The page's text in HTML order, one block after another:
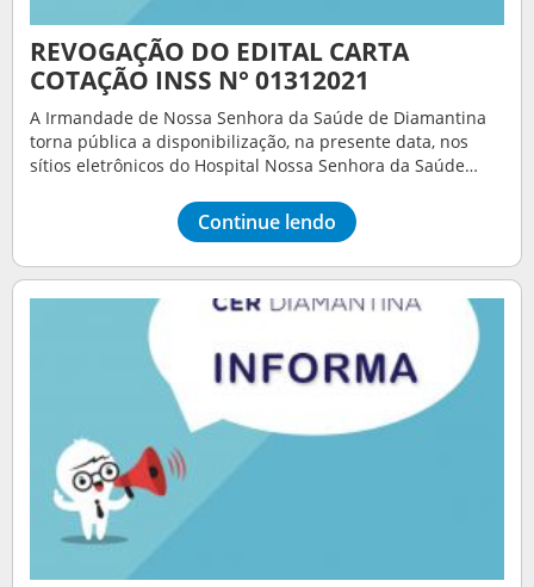
REVOGAÇÃO DO EDITAL CARTA
COTAÇÃO INSS N° 01312021
A Irmandade de Nossa Senhora da Saúde de Diamantina
torna pública a disponibilização, na presente data, nos
sítios eletrônicos do Hospital Nossa Senhora da Saúde…
Continue lendo